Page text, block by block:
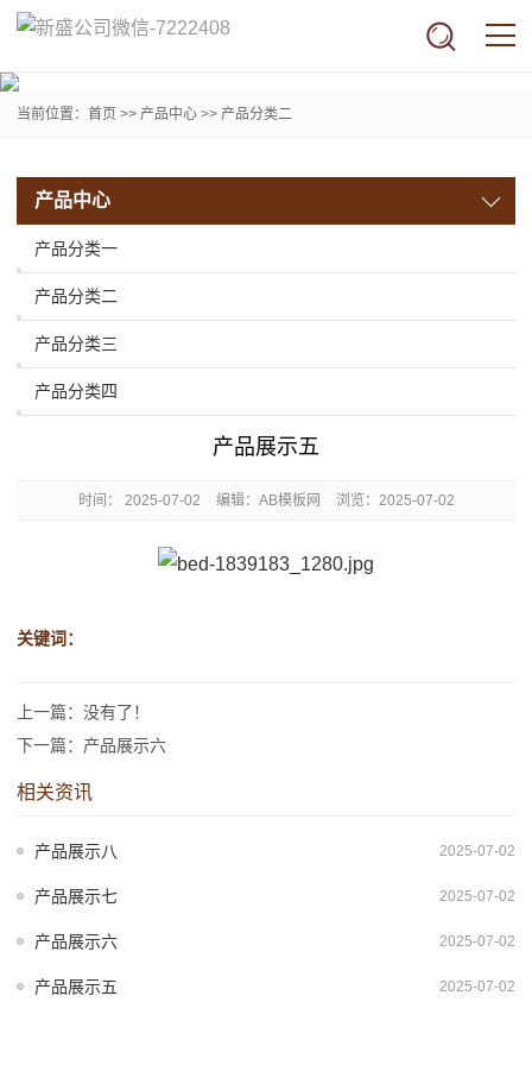
当前位置： 首页 >> 产品中心 >> 产品分类二
产品中心
产品分类一
产品分类二
产品分类三
产品分类四
产品展示五
时间： 2025-07-02 编辑：AB模板网 浏览：2025-07-02
关键词：
上一篇：没有了！
下一篇：产品展示六
相关资讯
2025-07-02
产品展示八
2025-07-02
产品展示七
2025-07-02
产品展示六
2025-07-02
产品展示五